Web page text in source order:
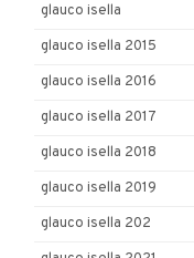
glauco isella
glauco isella 2015
glauco isella 2016
glauco isella 2017
glauco isella 2018
glauco isella 2019
glauco isella 202